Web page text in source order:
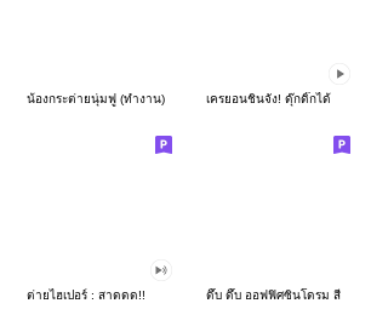
น้องกระต่ายนุ่มฟู (ทำงาน) เครยอนชินจัง! ดุ๊กดิ๊กได้
ต่ายไฮเปอร์ : สาดดด!! ดึ๊บ ดึ๊บ ออฟฟิศซินโดรม สี่